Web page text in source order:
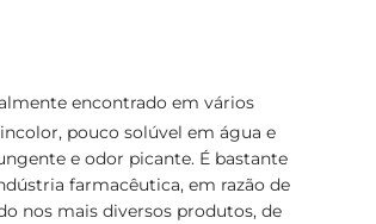
encontrado em vários
pouco solúvel em água e
e odor picante. É bastante
farmacêutica, em razão de
nos mais diversos produtos, de